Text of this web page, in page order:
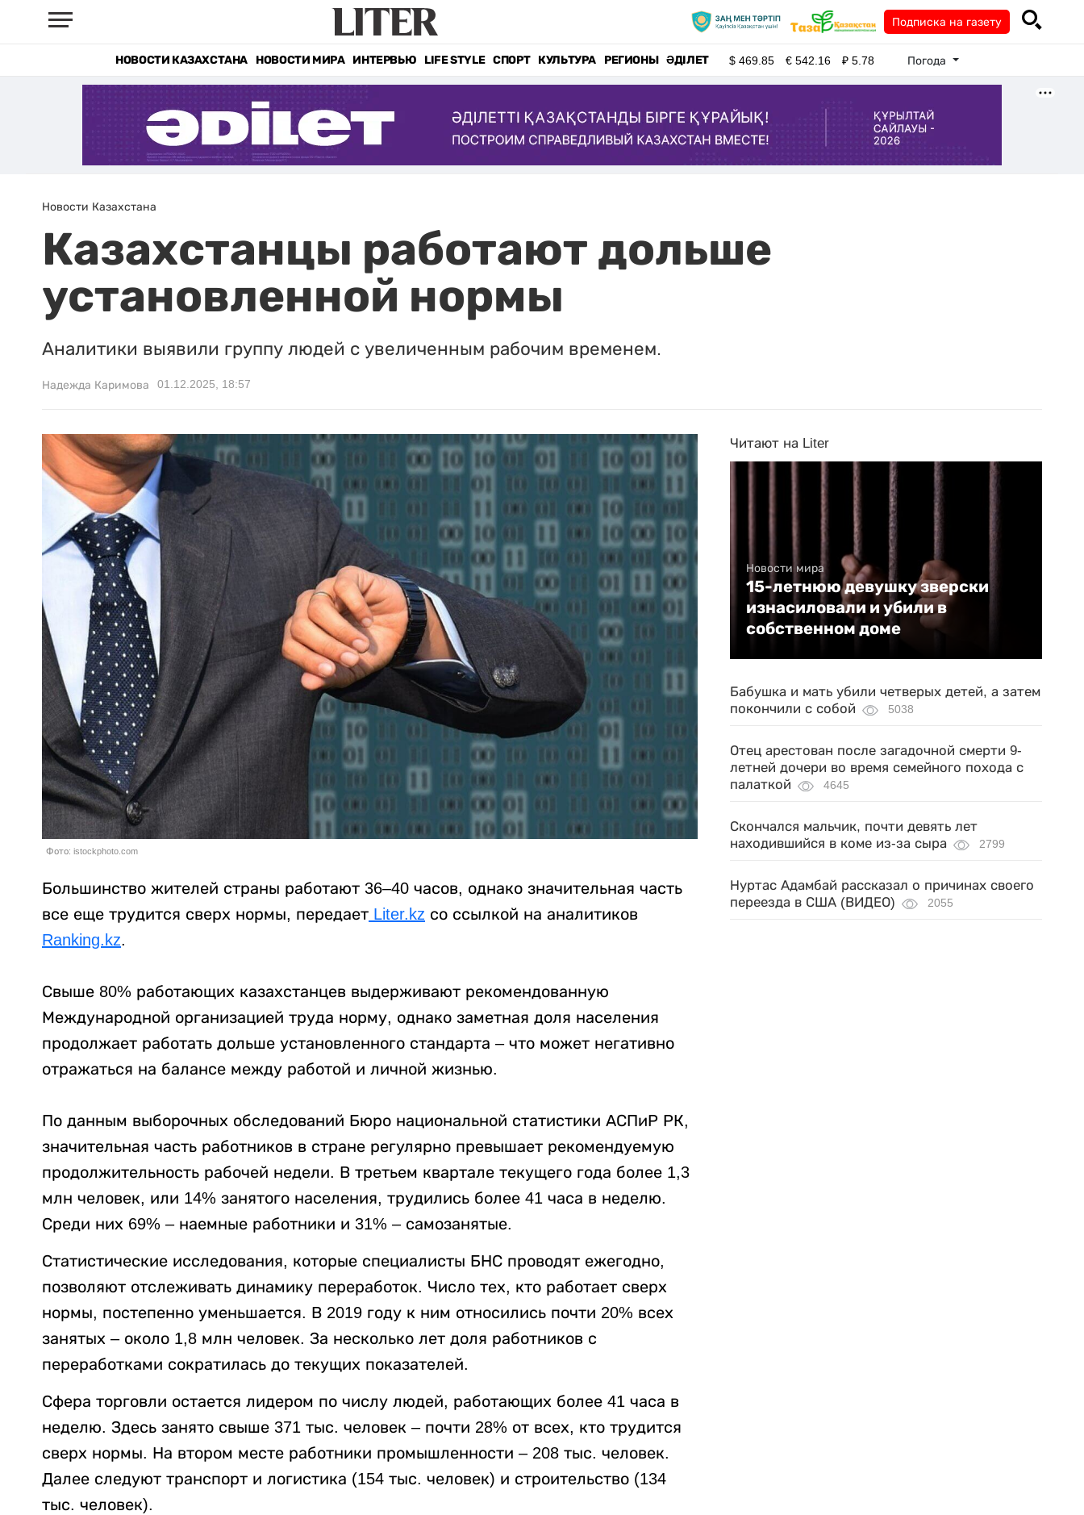
Подписка на газету
НОВОСТИ КАЗАХСТАНА НОВОСТИ МИРА ИНТЕРВЬЮ LIFE STYLE СПОРТ КУЛЬТУРА РЕГИОНЫ ӘДІЛЕТ $469.85 €542.16 ₽5.78 Погода
Новости Казахстана
Казахстанцы работают дольше
установленной нормы
Аналитики выявили группу людей с увеличенным рабочим временем.
Надежда Каримова 01.12.2025, 18:57
Фото: istockphoto.com
Большинство жителей страны работают 36–40 часов, однако значительная часть
все еще трудится сверх нормы, передает Liter.kz со ссылкой на аналитиков
Ranking.kz.
Свыше 80% работающих казахстанцев выдерживают рекомендованную
Международной организацией труда норму, однако заметная доля населения
продолжает работать дольше установленного стандарта – что может негативно
отражаться на балансе между работой и личной жизнью.
По данным выборочных обследований Бюро национальной статистики АСПиР РК,
значительная часть работников в стране регулярно превышает рекомендуемую
продолжительность рабочей недели. В третьем квартале текущего года более 1,3
млн человек, или 14% занятого населения, трудились более 41 часа в неделю.
Среди них 69% – наемные работники и 31% – самозанятые.
Статистические исследования, которые специалисты БНС проводят ежегодно,
позволяют отслеживать динамику переработок. Число тех, кто работает сверх
нормы, постепенно уменьшается. В 2019 году к ним относились почти 20% всех
занятых – около 1,8 млн человек. За несколько лет доля работников с
переработками сократилась до текущих показателей.
Сфера торговли остается лидером по числу людей, работающих более 41 часа в
неделю. Здесь занято свыше 371 тыс. человек – почти 28% от всех, кто трудится
сверх нормы. На втором месте работники промышленности – 208 тыс. человек.
Далее следуют транспорт и логистика (154 тыс. человек) и строительство (134
тыс. человек).
Читают на Liter
Новости мира
15-летнюю девушку зверски
изнасиловали и убили в
собственном доме
Бабушка и мать убили четверых детей, а затем
покончили с собой
5038
Отец арестован после загадочной смерти 9-
летней дочери во время семейного похода с
палаткой
4645
Скончался мальчик, почти девять лет
находившийся в коме из-за сыра
2799
Нуртас Адамбай рассказал о причинах своего
переезда в США (ВИДЕО)
2055